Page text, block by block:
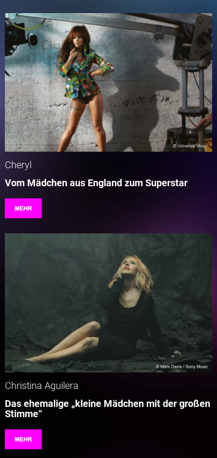
Cheryl
Vom Mädchen aus England zum Superstar
MEHR
Christina Aguilera
Das ehemalige „kleine Mädchen mit der großen
Stimme“
MEHR